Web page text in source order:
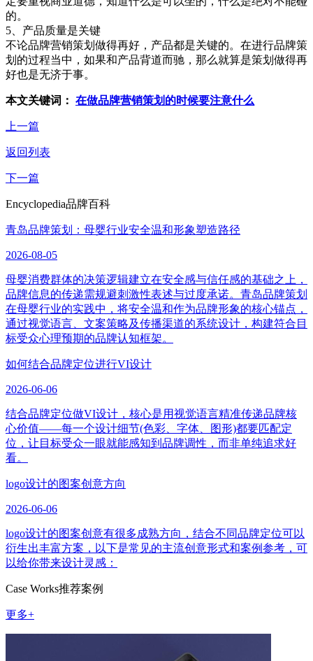
的。
5、产品质量是关键
不论品牌营销策划做得再好，产品都是关键的。在进行品牌策
划的过程当中，如果和产品背道而驰，那么就算是策划做得再
好也是无济于事。
本文关键词： 在做品牌营销策划的时候要注意什么
上一篇
返回列表
下一篇
Encyclopedia品牌百科
青岛品牌策划：母婴行业安全温和形象塑造路径
2026-08-05
母婴消费群体的决策逻辑建立在安全感与信任感的基础之上，
品牌信息的传递需规避刺激性表述与过度承诺。青岛品牌策划
在母婴行业的实践中，将安全温和作为品牌形象的核心锚点，
通过视觉语言、文案策略及传播渠道的系统设计，构建符合目
标受众心理预期的品牌认知框架。
如何结合品牌定位进行VI设计
2026-06-06
结合品牌定位做VI设计，核心是用视觉语言精准传递品牌核
心价值——每一个设计细节(色彩、字体、图形)都要匹配定
位，让目标受众一眼就能感知到品牌调性，而非单纯追求好
看。
logo设计的图案创意方向
2026-06-06
logo设计的图案创意有很多成熟方向，结合不同品牌定位可以
衍生出丰富方案，以下是常见的主流创意形式和案例参考，可
以给你带来设计灵感：
Case Works推荐案例
更多+